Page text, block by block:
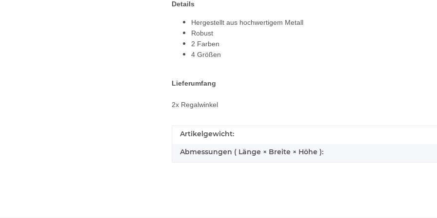
Details
Hergestellt aus hochwertigem Metall
Robust
2 Farben
4 Größen
Lieferumfang
2x Regalwinkel
Artikelgewicht:
Abmessungen ( Länge × Breite × Höhe ):